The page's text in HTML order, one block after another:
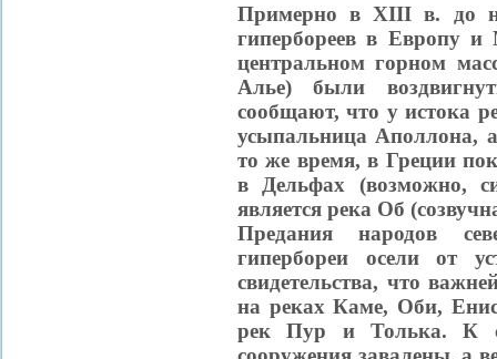
Примерно в XIII в. до
гипербореев в Европу
центральном горном
Алье) были
сообщают, что у истока
усыпальница Аполлона,
то же время, в Греции
в Дельфах (возможно,
является река Об
Предания народов
гипербореи осели от
свидетельства, что
на реках Каме, Оби,
рек Пур и Толька. К